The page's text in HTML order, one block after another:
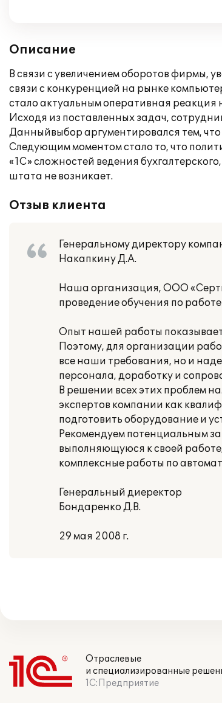
Описание
В связи с увеличением оборотов фирмы,
связи с конкуренцией на рынке
стало актуальным оперативная реакция
Исходя из поставленных задач,
Данныйвыбор аргументировался тем,
Следующим моментом стало то, что
«1С» сложностей ведения
штата не возникает.
Отзыв клиента
Генеральному директору
Накапкину Д.А.
Наша организация, ООО
проведение обучения по
Опыт нашей работы
Поэтому, для организации
все наши требования, но и
персонала, доработку и
В решении всех этих проблем
экспертов компании как
подготовить оборудование и
Рекомендуем потенциальным
выполняющуюся к своей
комплексные работы по
Генеральный диеректор
Бондаренко Д.В.
29 мая 2008 г.
Отраслевые
и специализированные
1С:Предприятие